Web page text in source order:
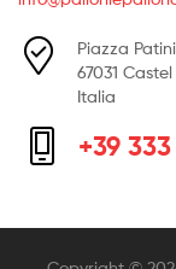
Piazza
67031
Italia
+39